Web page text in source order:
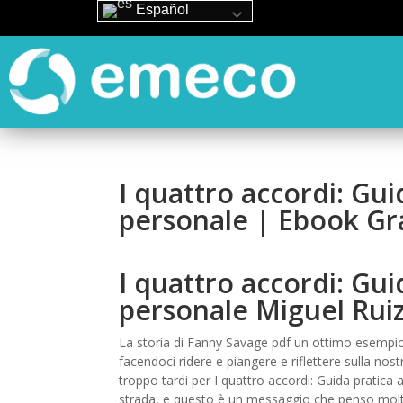
I quattro accordi:
personale | Ebook
I quattro accordi:
personale Miguel
La storia di Fanny Savage pdf un ottimo
facendoci ridere e piangere e riflettere sulla
troppo tardi per I quattro accordi: Guida pratica
strada, e questo è un messaggio che penso
Español